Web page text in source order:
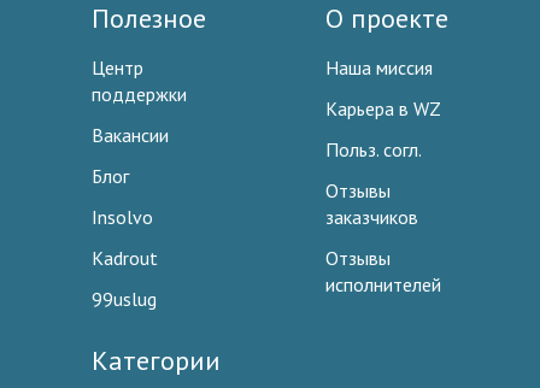
Полезное
Центр
поддержки
Вакансии
Блог
Insolvo
Kadrout
99uslug
О проекте
Наша миссия
Карьера в WZ
Польз. согл.
Отзывы
заказчиков
Отзывы
исполнителей
Категории